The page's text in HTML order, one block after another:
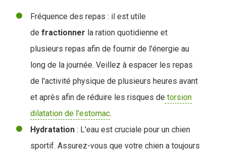
Fréquence des repas : il est utile
de fractionner la ration quotidienne et
plusieurs repas afin de fournir de l'énergie au
long de la journée. Veillez à espacer les repas
de l'activité physique de plusieurs heures avant
et après afin de réduire les risques de torsion
dilatation de l'estomac.
Hydratation : L'eau est cruciale pour un chien
sportif. Assurez-vous que votre chien a toujours